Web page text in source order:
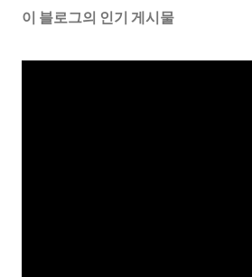
이 블로그의 인기 게시물